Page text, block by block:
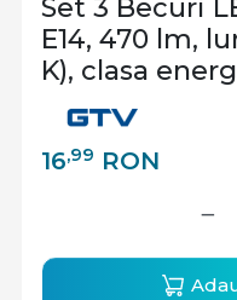
Set 3 Becuri
E14, 470 lm,
K), clasa
16,99 RON
−